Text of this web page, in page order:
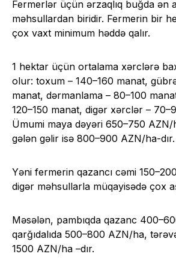
Fermerlər üçün ərzaqlıq buğda ən
məhsullardan biridir. Fermerin bir
çox vaxt minimum həddə qalır.
1 hektar üçün ortalama xərclərə
olur: toxum – 140–160 manat,
manat, dərmanlama – 80–100
120–150 manat, digər xərclər –
Ümumi maya dəyəri 650–750 AZN/
gələn gəlir isə 800–900 AZN/ha-dır.
Yəni fermerin qazancı cəmi
digər məhsullarla müqayisədə çox
Məsələn, pambıqda qazanc
qarğıdalıda 500–800 AZN/ha,
1500 AZN/ha –dır.